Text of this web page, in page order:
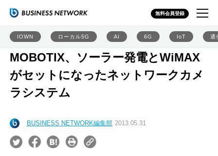
無料会員登録
IOWN ローカル5G AI 6G IoT 通
MOBOTIX、ソーラー発電とWiMAX
がセットになったネットワークカメ
ラシステム
BUSINESS NETWORK編集部 2013.05.31